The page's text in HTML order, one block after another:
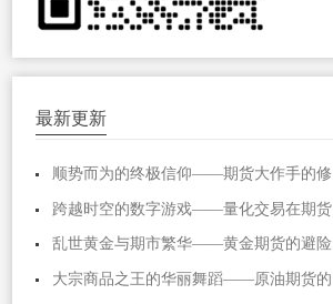
最新更新
顺势而为的终极信仰——期货大作手的修
跨越时空的数字游戏——量化交易在期货
乱世黄金与期市繁华——黄金期货的避险
大宗商品之王的华丽舞蹈——原油期货的